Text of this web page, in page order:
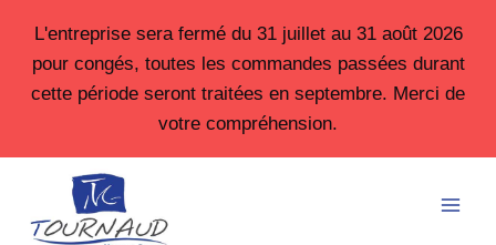
contenu
L'entreprise sera fermé du 31 juillet au 31 août 2026
pour congés, toutes les commandes passées durant
cette période seront traitées en septembre. Merci de
votre compréhension.